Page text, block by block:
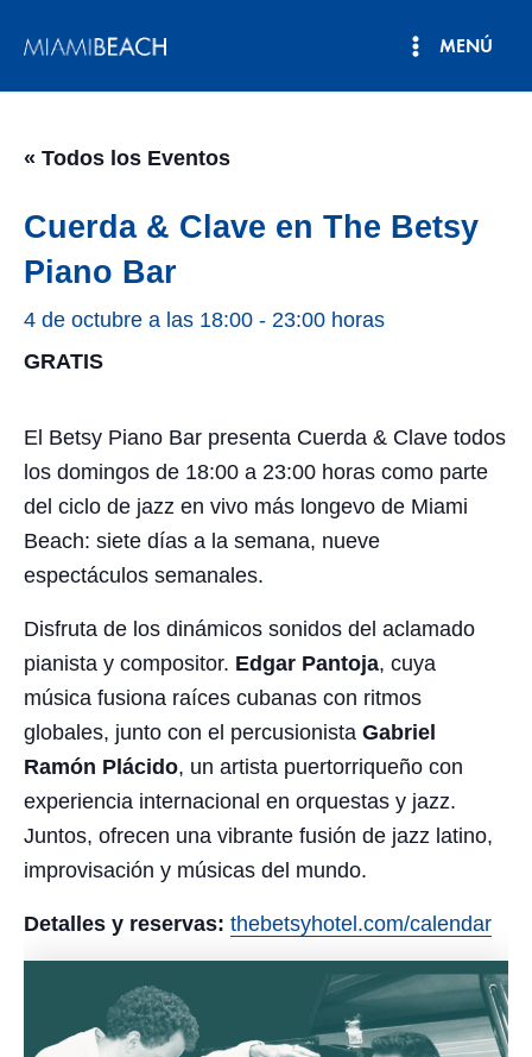
MENÚ
« Todos los Eventos
Cuerda & Clave en The Betsy
Piano Bar
4 de octubre a las 18:00 - 23:00 horas
GRATIS
El Betsy Piano Bar presenta Cuerda & Clave todos
los domingos de 18:00 a 23:00 horas como parte
del ciclo de jazz en vivo más longevo de Miami
Beach: siete días a la semana, nueve
espectáculos semanales.
Disfruta de los dinámicos sonidos del aclamado
pianista y compositor. Edgar Pantoja, cuya
música fusiona raíces cubanas con ritmos
globales, junto con el percusionista Gabriel
Ramón Plácido, un artista puertorriqueño con
experiencia internacional en orquestas y jazz.
Juntos, ofrecen una vibrante fusión de jazz latino,
improvisación y músicas del mundo.
Detalles y reservas: thebetsyhotel.com/calendar